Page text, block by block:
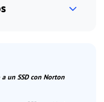
un SSD con Norton